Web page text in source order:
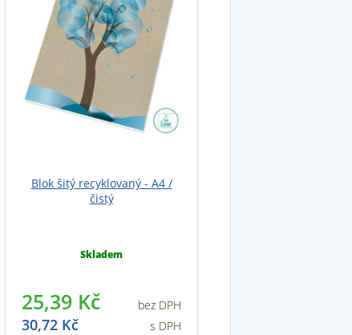
Blok šitý recyklovaný - A4 /
čistý
Skladem
25,39 Kč bez DPH
30,72 Kč
s DPH